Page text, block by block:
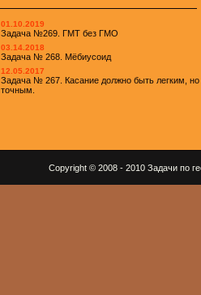
01.10.2019
Задача №269. ГМТ без ГМО
03.14.2018
Задача № 268. Мёбиусоид
12.05.2017
Задача № 267. Касание должно быть легким, но
точным.
Copyright © 2008 - 2010 Задачи по